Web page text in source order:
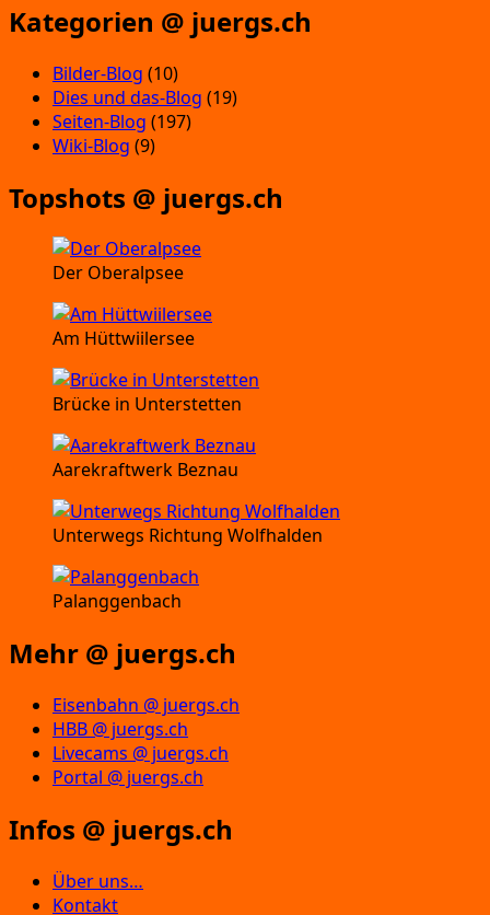
Kategorien @ juergs.ch
Bilder-Blog (10)
Dies und das-Blog (19)
Seiten-Blog (197)
Wiki-Blog (9)
Topshots @ juergs.ch
Der Oberalpsee
Am Hüttwiilersee
Brücke in Unterstetten
Aarekraftwerk Beznau
Unterwegs Richtung Wolfhalden
Palanggenbach
Mehr @ juergs.ch
Eisenbahn @ juergs.ch
HBB @ juergs.ch
Livecams @ juergs.ch
Portal @ juergs.ch
Infos @ juergs.ch
Über uns…
Kontakt